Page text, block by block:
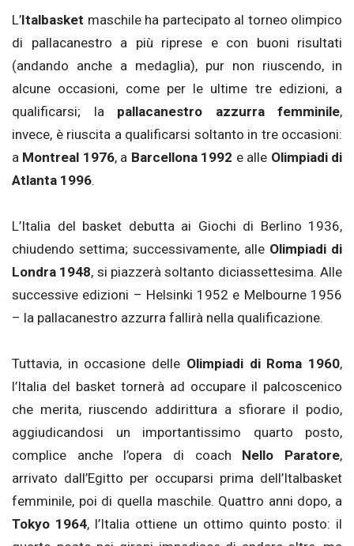
L’Italbasket maschile ha partecipato al torneo olimpico
di pallacanestro a più riprese e con buoni risultati
(andando anche a medaglia), pur non riuscendo, in
alcune occasioni, come per le ultime tre edizioni, a
qualificarsi; la pallacanestro azzurra femminile,
invece, è riuscita a qualificarsi soltanto in tre occasioni:
a Montreal 1976, a Barcellona 1992 e alle Olimpiadi di
Atlanta 1996.
L’Italia del basket debutta ai Giochi di Berlino 1936,
chiudendo settima; successivamente, alle Olimpiadi di
Londra 1948, si piazzerà soltanto diciassettesima. Alle
successive edizioni – Helsinki 1952 e Melbourne 1956
– la pallacanestro azzurra fallirà nella qualificazione.
Tuttavia, in occasione delle Olimpiadi di Roma 1960,
l’Italia del basket tornerà ad occupare il palcoscenico
che merita, riuscendo addirittura a sfiorare il podio,
aggiudicandosi un importantissimo quarto posto,
complice anche l’opera di coach Nello Paratore,
arrivato dall’Egitto per occuparsi prima dell’Italbasket
femminile, poi di quella maschile. Quattro anni dopo, a
Tokyo 1964, l’Italia ottiene un ottimo quinto posto: il